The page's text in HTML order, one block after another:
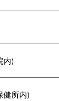
内)
健所内)